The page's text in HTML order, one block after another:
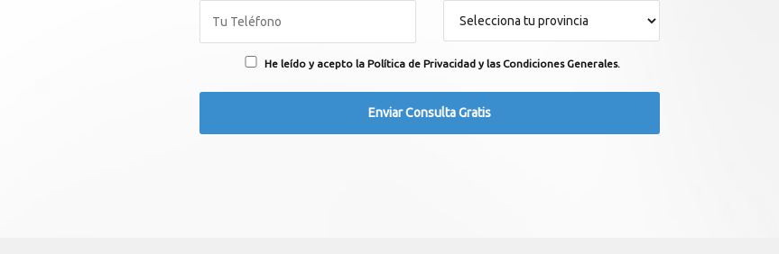
He leído y acepto la Política de Privacidad y las Condiciones Generales.